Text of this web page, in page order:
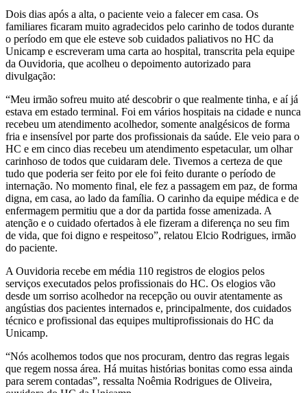
Dois dias após a alta, o paciente veio a falecer em casa. Os
familiares ficaram muito agradecidos pelo carinho de todos durante
o período em que ele esteve sob cuidados paliativos no HC da
Unicamp e escreveram uma carta ao hospital, transcrita pela equipe
da Ouvidoria, que acolheu o depoimento autorizado para
divulgação:
“Meu irmão sofreu muito até descobrir o que realmente tinha, e aí já
estava em estado terminal. Foi em vários hospitais na cidade e nunca
recebeu um atendimento acolhedor, somente analgésicos de forma
fria e insensível por parte dos profissionais da saúde. Ele veio para o
HC e em cinco dias recebeu um atendimento espetacular, um olhar
carinhoso de todos que cuidaram dele. Tivemos a certeza de que
tudo que poderia ser feito por ele foi feito durante o período de
internação. No momento final, ele fez a passagem em paz, de forma
digna, em casa, ao lado da família. O carinho da equipe médica e de
enfermagem permitiu que a dor da partida fosse amenizada. A
atenção e o cuidado ofertados à ele fizeram a diferença no seu fim
de vida, que foi digno e respeitoso”, relatou Elcio Rodrigues, irmão
do paciente.
A Ouvidoria recebe em média 110 registros de elogios pelos
serviços executados pelos profissionais do HC. Os elogios vão
desde um sorriso acolhedor na recepção ou ouvir atentamente as
angústias dos pacientes internados e, principalmente, dos cuidados
técnico e profissional das equipes multiprofissionais do HC da
Unicamp.
“Nós acolhemos todos que nos procuram, dentro das regras legais
que regem nossa área. Há muitas histórias bonitas como essa ainda
para serem contadas”, ressalta Noêmia Rodrigues de Oliveira,